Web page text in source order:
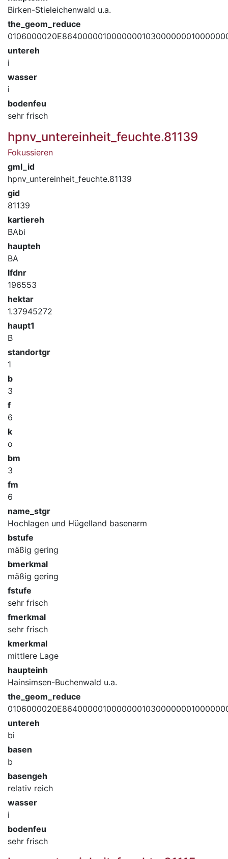
Birken-Stieleichenwald u.a.
the_geom_reduce
untereh
i
wasser
i
bodenfeu
sehr frisch
hpnv_untereinheit_feuchte.81139
Fokussieren
gml_id
hpnv_untereinheit_feuchte.81139
gid
81139
kartiereh
BAbi
haupteh
BA
lfdnr
196553
hektar
1.37945272
haupt1
B
standortgr
1
b
3
f
6
k
o
bm
3
fm
6
name_stgr
Hochlagen und Hügelland basenarm
bstufe
mäßig gering
bmerkmal
mäßig gering
fstufe
sehr frisch
fmerkmal
sehr frisch
kmerkmal
mittlere Lage
haupteinh
Hainsimsen-Buchenwald u.a.
the_geom_reduce
untereh
bi
basen
b
basengeh
relativ reich
wasser
i
bodenfeu
sehr frisch